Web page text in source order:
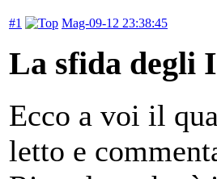
#1 Mag-09-12 23:38:45
La sfida degli
Ecco a voi il
letto e